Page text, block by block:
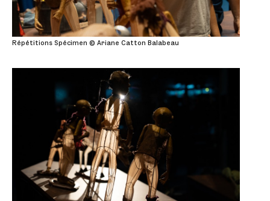
Répétitions Spécimen © Ariane Catton Balabeau